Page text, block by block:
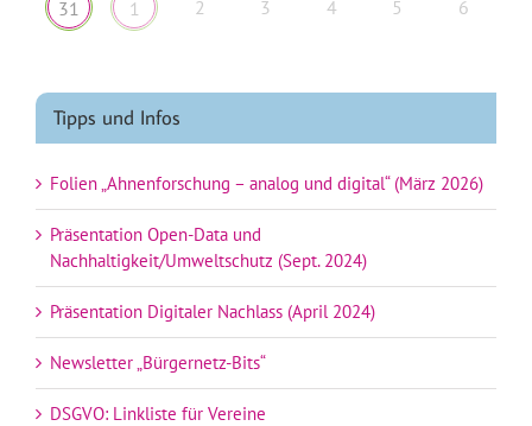
31 1 2 3 4 5 6
Tipps und Infos
Folien „Ahnenforschung – analog und digital“ (März 2026)
Präsentation Open-Data und
Nachhaltigkeit/Umweltschutz (Sept. 2024)
Präsentation Digitaler Nachlass (April 2024)
Newsletter „Bürgernetz-Bits“
DSGVO: Linkliste für Vereine